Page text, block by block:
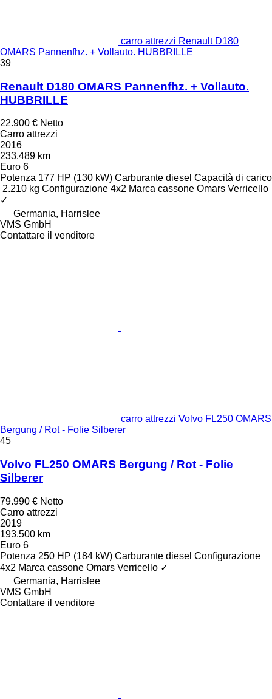
carro attrezzi Renault D180
OMARS Pannenfhz. + Vollauto. HUBBRILLE
39
Renault D180 OMARS Pannenfhz. + Vollauto.
HUBBRILLE
22.900 € Netto
Carro attrezzi
2016
233.489 km
Euro 6
Potenza 177 HP (130 kW) Carburante diesel Capacità di carico
2.210 kg Configurazione 4x2 Marca cassone Omars Verricello
✓
Germania, Harrislee
VMS GmbH
Contattare il venditore
carro attrezzi Volvo FL250 OMARS
Bergung / Rot - Folie Silberer
45
Volvo FL250 OMARS Bergung / Rot - Folie
Silberer
79.990 € Netto
Carro attrezzi
2019
193.500 km
Euro 6
Potenza 250 HP (184 kW) Carburante diesel Configurazione
4x2 Marca cassone Omars Verricello ✓
Germania, Harrislee
VMS GmbH
Contattare il venditore